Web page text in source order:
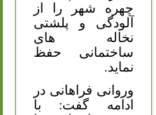
چهره شهر را از
آلودگی و پلشتی
نخاله های
ساختمانی حفظ
نماید.
وروانی فراهانی در
ادامه گفت: با